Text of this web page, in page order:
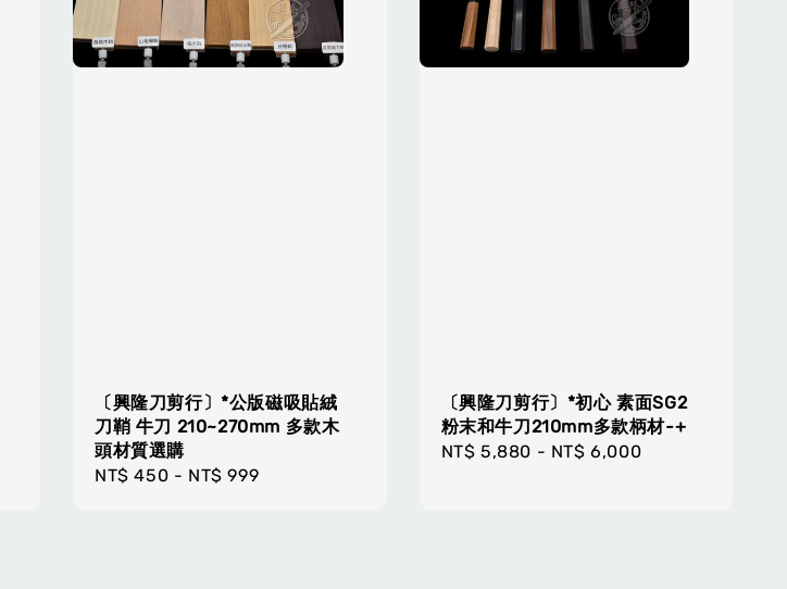
〔興隆刀剪行〕*公版磁吸貼絨
刀鞘 牛刀 210~270mm 多款木
頭材質選購
Regular
NT$ 450 - NT$ 999
〔興隆刀剪行〕*初心 素面SG2
粉末和牛刀210mm多款柄材-+
Regular
NT$ 5,880 - NT$ 6,000